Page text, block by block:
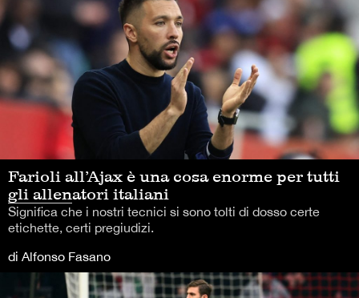
Farioli all’Ajax è una cosa enorme per tutti
gli allenatori italiani
Significa che i nostri tecnici si sono tolti di dosso certe
etichette, certi pregiudizi.
di Alfonso Fasano